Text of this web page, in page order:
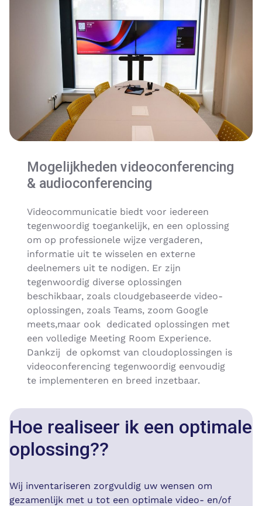
Mogelijkheden videoconferencing
& audioconferencing
Videocommunicatie biedt voor iedereen
tegenwoordig toegankelijk, en een oplossing
om op professionele wijze vergaderen,
informatie uit te wisselen en externe
deelnemers uit te nodigen. Er zijn
tegenwoordig diverse oplossingen
beschikbaar, zoals cloudgebaseerde video-
oplossingen, zoals Teams, zoom Google
meets,maar ook dedicated oplossingen met
een volledige Meeting Room Experience.
Dankzij de opkomst van cloudoplossingen is
videoconferencing tegenwoordig eenvoudig
te implementeren en breed inzetbaar.
Hoe realiseer ik een optimale
oplossing??
Wij inventariseren zorgvuldig uw wensen om
gezamenlijk met u tot een optimale video- en/of